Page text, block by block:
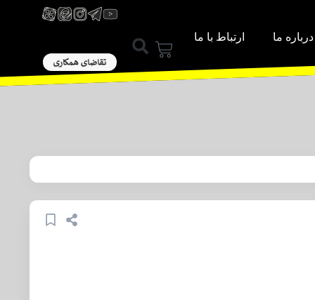
درباره ما ارتباط با ما